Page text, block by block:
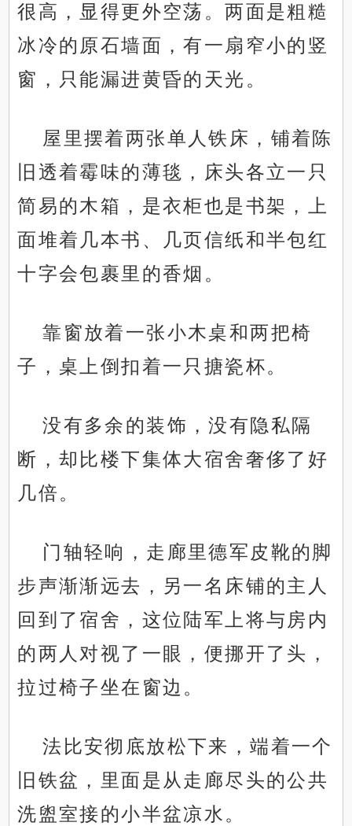
很高，显得更外空荡。两面是粗糙
冰冷的原石墙面，有一扇窄小的竖
窗，只能漏进黄昏的天光。
屋里摆着两张单人铁床，铺着陈
旧透着霉味的薄毯，床头各立一只
简易的木箱，是衣柜也是书架，上
面堆着几本书、几页信纸和半包红
十字会包裹里的香烟。
靠窗放着一张小木桌和两把椅
子，桌上倒扣着一只搪瓷杯。
没有多余的装饰，没有隐私隔
断，却比楼下集体大宿舍奢侈了好
几倍。
门轴轻响，走廊里德军皮靴的脚
步声渐渐远去，另一名床铺的主人
回到了宿舍，这位陆军上将与房内
的两人对视了一眼，便挪开了头，
拉过椅子坐在窗边。
法比安彻底放松下来，端着一个
旧铁盆，里面是从走廊尽头的公共
洗盥室接的小半盆凉水。